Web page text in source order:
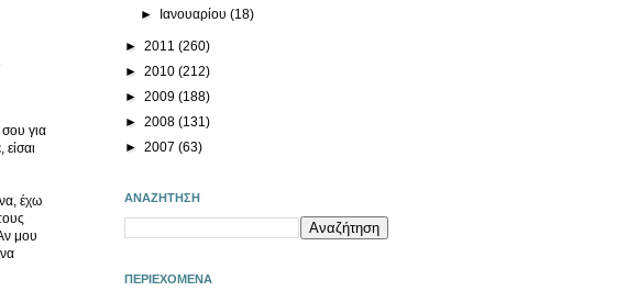
για
έχω
μου
► Ιανουαρίου(18)
► 2011 (260)
► 2010 (212)
► 2009 (188)
► 2008 (131)
► 2007 (63)
ΑΝΑΖΗΤΗΣΗ
ΠΕΡΙΕΧΟΜΕΝΑ